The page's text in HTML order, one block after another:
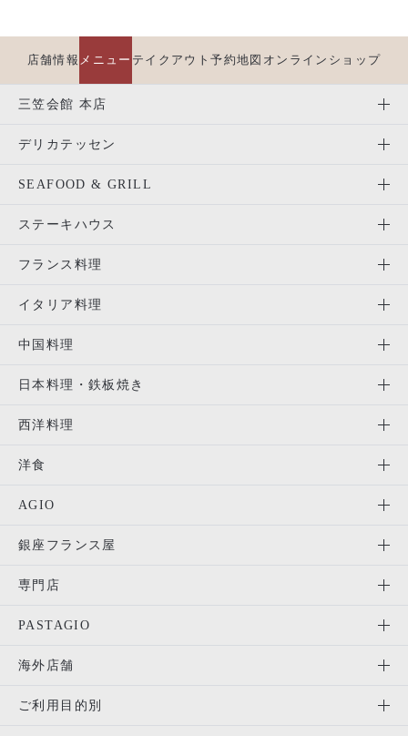
店舗情報 メニュー テイクアウト予約地図 オンラインショップ
三笠会館 本店
デリカテッセン
SEAFOOD & GRILL
ステーキハウス
フランス料理
イタリア料理
中国料理
日本料理・鉄板焼き
西洋料理
洋食
AGIO
銀座フランス屋
専門店
PASTAGIO
海外店舗
ご利用目的別